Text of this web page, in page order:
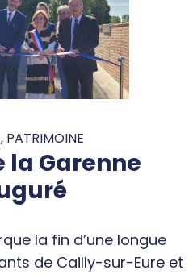
PATRIMOINE
la Garenne
la fin d’une longue
de Cailly-sur-Eure et